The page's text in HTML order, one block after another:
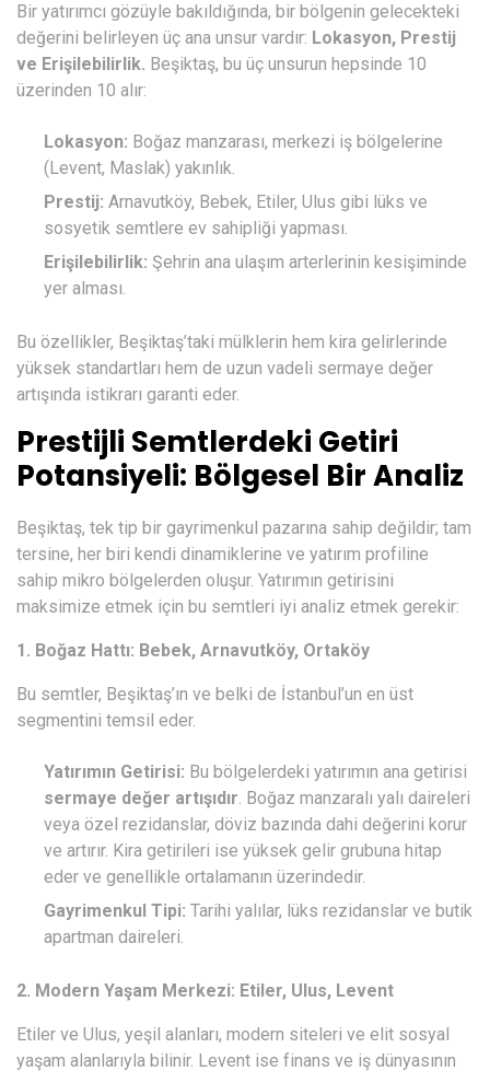
Bir yatırımcı gözüyle bakıldığında, bir bölgenin gelecekteki
değerini belirleyen üç ana unsur vardır: Lokasyon, Prestij
ve Erişilebilirlik. Beşiktaş, bu üç unsurun hepsinde 10
üzerinden 10 alır:
Lokasyon: Boğaz manzarası, merkezi iş bölgelerine
(Levent, Maslak) yakınlık.
Prestij: Arnavutköy, Bebek, Etiler, Ulus gibi lüks ve
sosyetik semtlere ev sahipliği yapması.
Erişilebilirlik: Şehrin ana ulaşım arterlerinin kesişiminde
yer alması.
Bu özellikler, Beşiktaş’taki mülklerin hem kira gelirlerinde
yüksek standartları hem de uzun vadeli sermaye değer
artışında istikrarı garanti eder.
Prestijli Semtlerdeki Getiri
Potansiyeli: Bölgesel Bir Analiz
Beşiktaş, tek tip bir gayrimenkul pazarına sahip değildir; tam
tersine, her biri kendi dinamiklerine ve yatırım profiline
sahip mikro bölgelerden oluşur. Yatırımın getirisini
maksimize etmek için bu semtleri iyi analiz etmek gerekir:
1. Boğaz Hattı: Bebek, Arnavutköy, Ortaköy
Bu semtler, Beşiktaş’ın ve belki de İstanbul’un en üst
segmentini temsil eder.
Yatırımın Getirisi: Bu bölgelerdeki yatırımın ana getirisi
sermaye değer artışıdır. Boğaz manzaralı yalı daireleri
veya özel rezidanslar, döviz bazında dahi değerini korur
ve artırır. Kira getirileri ise yüksek gelir grubuna hitap
eder ve genellikle ortalamanın üzerindedir.
Gayrimenkul Tipi: Tarihi yalılar, lüks rezidanslar ve butik
apartman daireleri.
2. Modern Yaşam Merkezi: Etiler, Ulus, Levent
Etiler ve Ulus, yeşil alanları, modern siteleri ve elit sosyal
yaşam alanlarıyla bilinir. Levent ise finans ve iş dünyasının